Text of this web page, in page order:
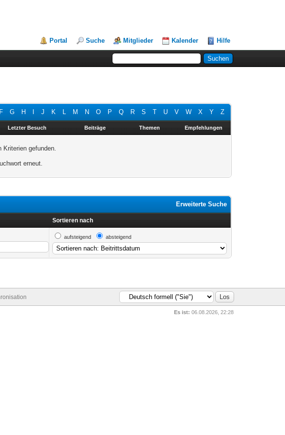
Portal Suche Mitglieder Kalender Hilfe
F G H J K L M N O P Q R S T U V W X Y Z
Letzter Besuch Beiträge Themen Empfehlungen
Kriterien gefunden.
erneut.
Erweiterte Suche
Sortieren nach
aufsteigend absteigend
Es ist: 06.08.2026, 22:28